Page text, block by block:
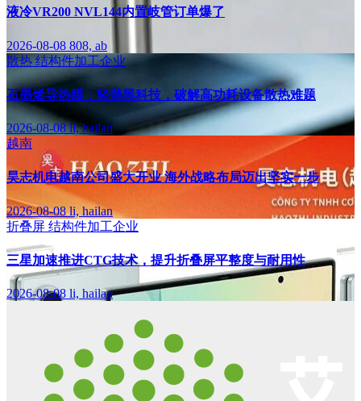
液冷VR200 NVL144内置岐管订单爆了
2026-08-08 808, ab
散热 结构件加工企业
石墨烯导热膜：轻薄黑科技，破解高功耗设备散热难题
2026-08-08li, hailan
越南
昊志机电越南公司盛大开业 海外战略布局迈出坚实一步
2026-08-08li, hailan
折叠屏 结构件加工企业
三星加速推进CTG技术，提升折叠屏平整度与耐用性
2026-08-08 li, hailan